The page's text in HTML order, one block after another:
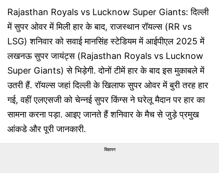
Rajasthan Royals vs Lucknow Super Giants: दिल्ली
में सुपर ओवर में मिली हार के बाद, राजस्थान रॉयल्स (RR vs
LSG) शनिवार को सवाई मानसिंह स्टेडियम में आईपीएल 2025 में
लखनऊ सुपर जायंट्स (Rajasthan Royals vs Lucknow
Super Giants) से भिड़ेगी. दोनों टीमें हार के बाद इस मुकाबले में
उतरी हैं. रॉयल्स जहां दिल्ली के खिलाफ सुपर ओवर में बुरी तरह हार
गई, वहीं एलएसजी को चेन्नई सुपर किंग्स ने घरेलू मैदान पर हार का
सामना करना पड़ा. आइए जानते हैं शनिवार के मैच से जुड़े प्रमुख
आंकडे और पूरी जानकारी.
विज्ञापन